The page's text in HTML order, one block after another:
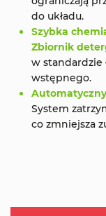
do układu.
Szybka
Zbiornik
w
wstępnego.
System
co zmniejsza